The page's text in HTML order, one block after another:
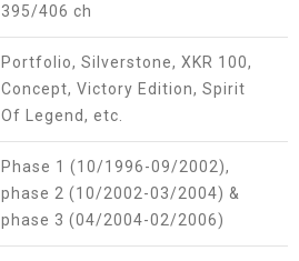
395/406 ch
Portfolio, Silverstone, XKR 100,
Concept, Victory Edition, Spirit
Of Legend, etc.
Phase 1 (10/1996-09/2002),
phase 2 (10/2002-03/2004) &
phase 3 (04/2004-02/2006)